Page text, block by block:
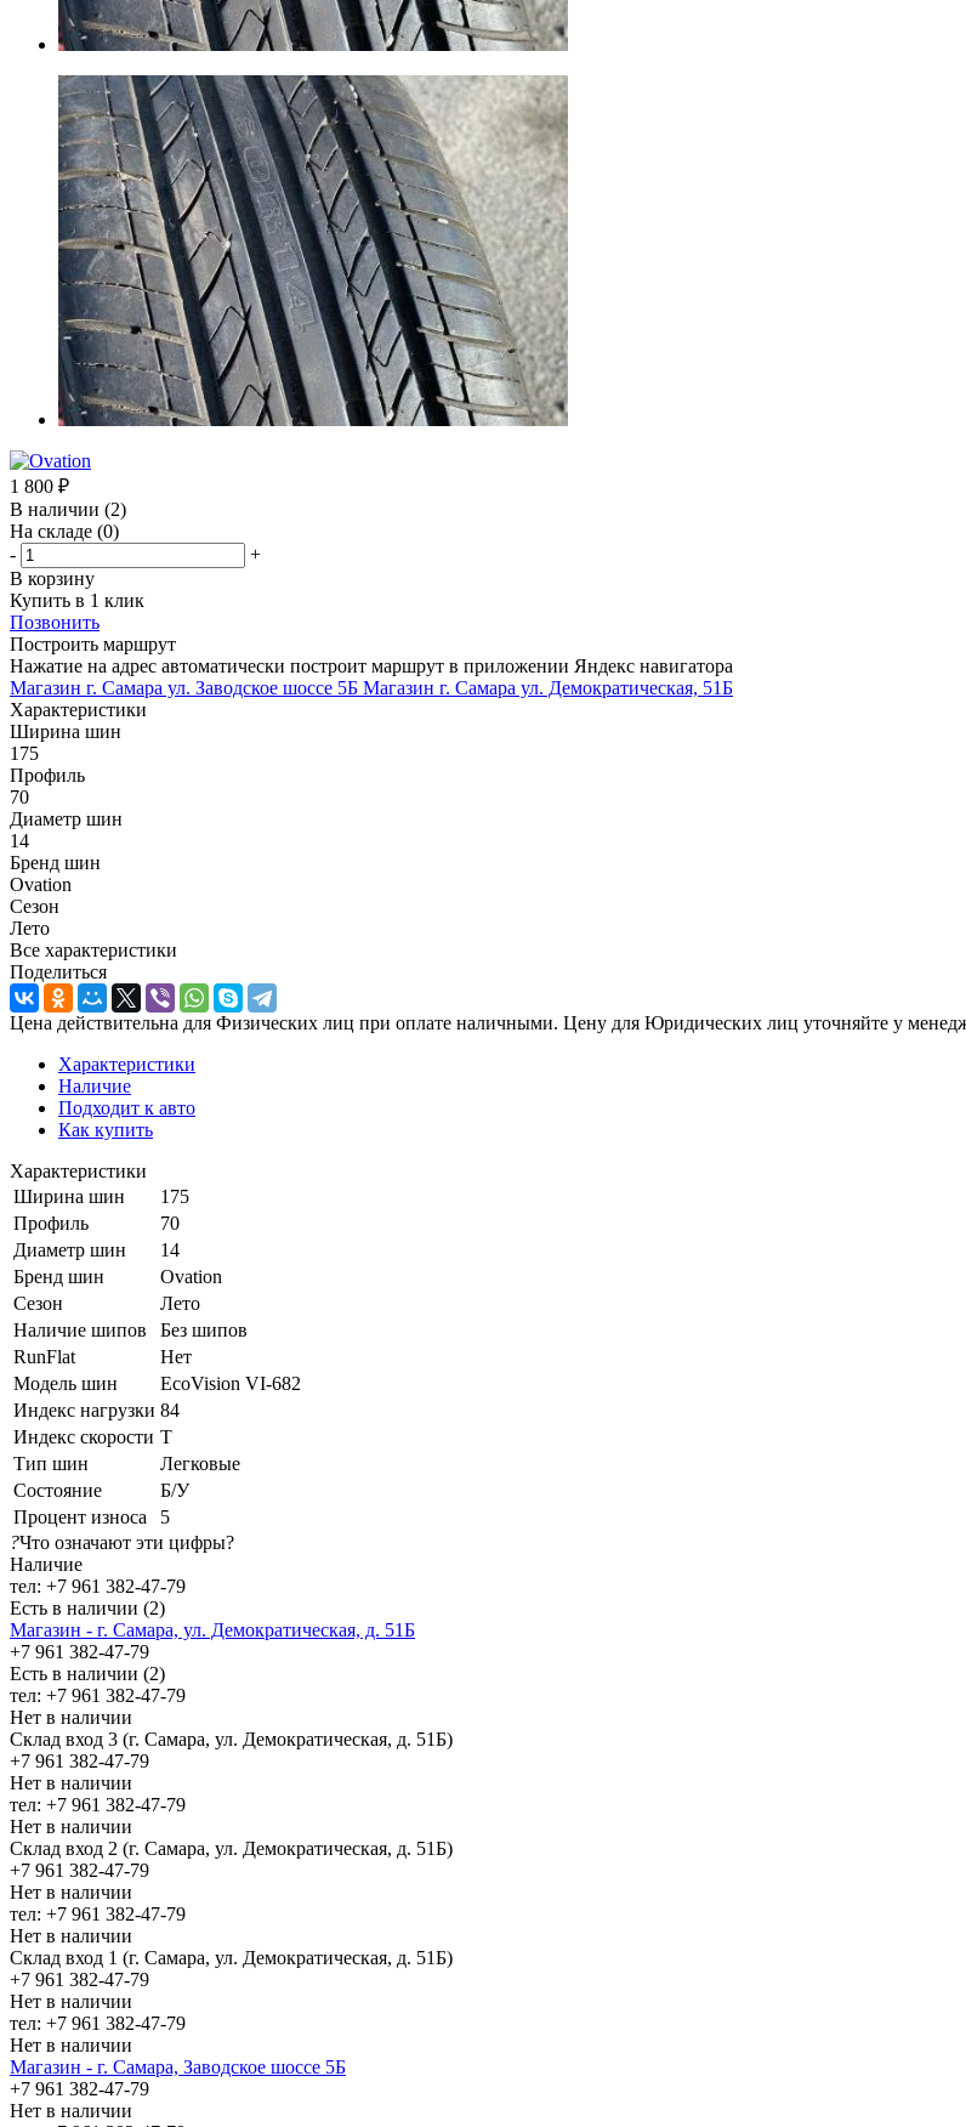
1 800 ₽
В наличии (2)
На складе (0)
-
+
В корзину
Купить в 1 клик
Позвонить
Построить маршрут
Нажатие на адрес автоматически построит маршрут в приложении Яндекс навигатора
Магазин г. Самара ул. Заводское шоссе 5Б Магазин г. Самара ул. Демократическая, 51Б
Характеристики
Ширина шин
175
Профиль
70
Диаметр шин
14
Бренд шин
Ovation
Сезон
Лето
Все характеристики
Поделиться
Цена действительна для Физических лиц при оплате наличными. Цену для Юридических лиц уточняйте у
Характеристики
Наличие
Подходит к авто
Как купить
Характеристики
Ширина шин
175
Профиль
70
Диаметр шин
14
Бренд шин
Ovation
Сезон
Лето
Наличие шипов
Без шипов
RunFlat
Нет
Модель шин
EcoVision VI-682
Индекс нагрузки 84
Индекс скорости T
Тип шин
Легковые
Состояние
Б/У
Процент износа
5
?Что означают эти цифры?
Наличие
тел: +7 961 382-47-79
Есть в наличии (2)
Магазин - г. Самара, ул. Демократическая, д. 51Б
+7 961 382-47-79
Есть в наличии (2)
тел: +7 961 382-47-79
Нет в наличии
Склад вход 3 (г. Самара, ул. Демократическая, д. 51Б)
+7 961 382-47-79
Нет в наличии
тел: +7 961 382-47-79
Нет в наличии
Склад вход 2 (г. Самара, ул. Демократическая, д. 51Б)
+7 961 382-47-79
Нет в наличии
тел: +7 961 382-47-79
Нет в наличии
Склад вход 1 (г. Самара, ул. Демократическая, д. 51Б)
+7 961 382-47-79
Нет в наличии
тел: +7 961 382-47-79
Нет в наличии
Магазин - г. Самара, Заводское шоссе 5Б
+7 961 382-47-79
Нет в наличии